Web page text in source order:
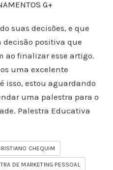
G+
suas decisões, e que
decisão positiva que
ao finalizar esse artigo.
uma excelente
isso, estou aguardando
uma palestra para o
Palestra Educativa
CHEQUIM
DE MARKETING PESSOAL